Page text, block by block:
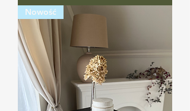
Nowość